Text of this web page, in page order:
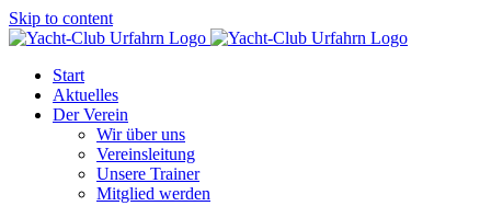
Skip to content
Start
Aktuelles
Der Verein
Wir über uns
Vereinsleitung
Unsere Trainer
Mitglied werden